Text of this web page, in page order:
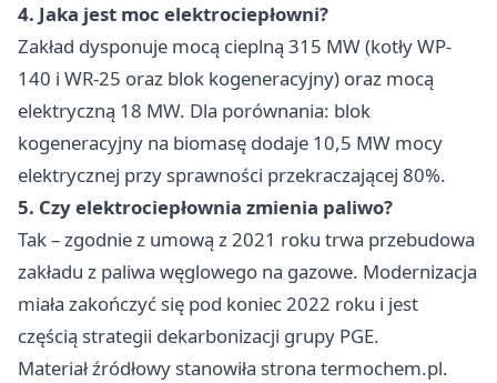
4. Jaka jest moc elektrociepłowni?
Zakład dysponuje mocą cieplną 315 MW (kotły WP-
140 i WR-25 oraz blok kogeneracyjny) oraz mocą
elektryczną 18 MW. Dla porównania: blok
kogeneracyjny na biomasę dodaje 10,5 MW mocy
elektrycznej przy sprawności przekraczającej 80%.
5. Czy elektrociepłownia zmienia paliwo?
Tak – zgodnie z umową z 2021 roku trwa przebudowa
zakładu z paliwa węglowego na gazowe. Modernizacja
miała zakończyć się pod koniec 2022 roku i jest
częścią strategii dekarbonizacji grupy PGE.
Materiał źródłowy stanowiła strona termochem.pl.